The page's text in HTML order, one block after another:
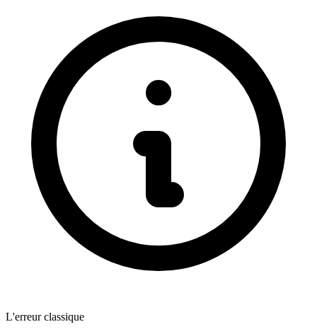
L'erreur classique